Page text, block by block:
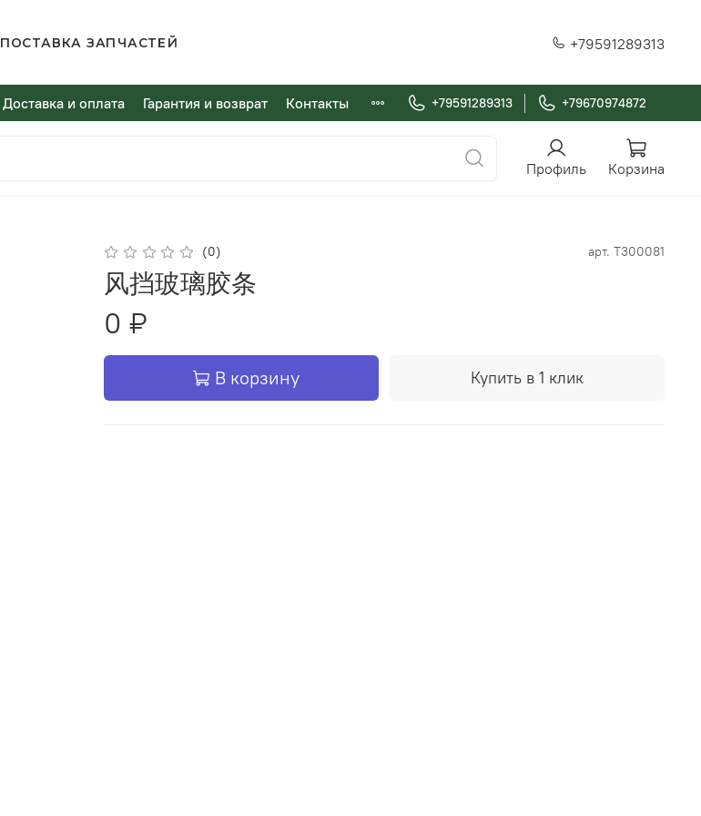
ПОСТАВКА ЗАПЧАСТЕЙ +79591289313
Доставка и оплата Гарантия и возврат Контакты +79591289313 +79670974872
Профиль Корзина
(0) арт. T300081
风挡玻璃胶条
0 ₽
В корзину Купить в 1 клик